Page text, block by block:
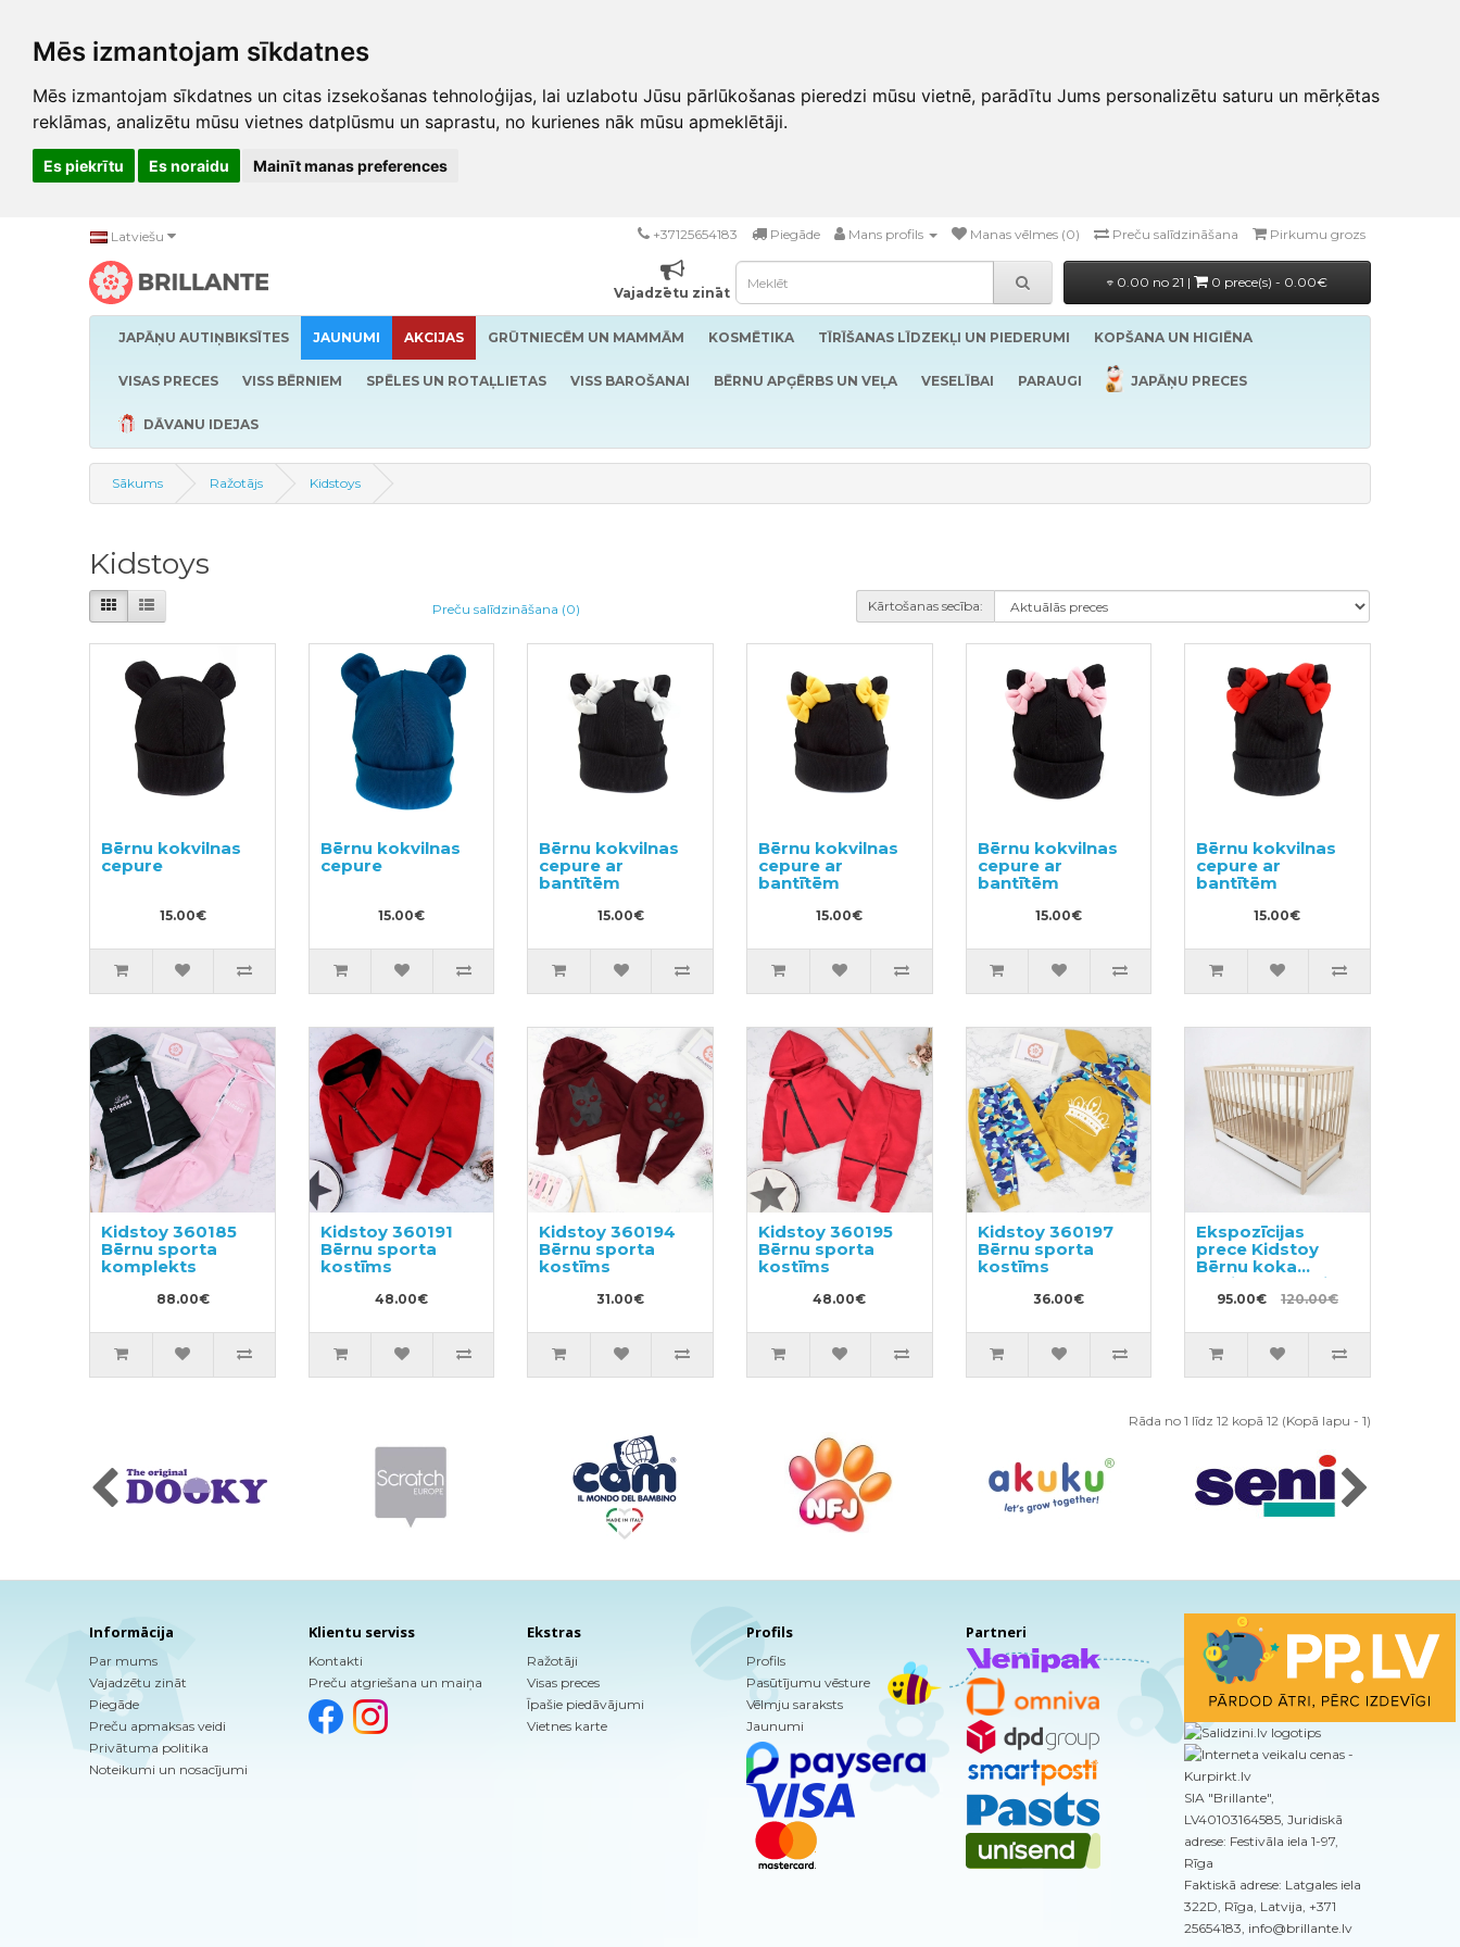
Mēs izmantojam sīkdatnes
Mēs izmantojam sīkdatnes un citas izsekošanas tehnoloģijas, lai uzlabotu Jūsu pārlūkošanas pieredzi mūsu vietnē, parādītu Jums personalizētu saturu un mērķētas
reklāmas, analizētu mūsu vietnes datplūsmu un saprastu, no kurienes nāk mūsu apmeklētāji.
Es piekrītu Es noraidu Mainīt manas preferences
Latviešu +37125654183 Piegāde Mans profils Manas vēlmes (0) Preču salīdzināšana Pirkumu grozs
Vajadzētu zināt
0.00 no 21 | 0 prece(s) - 0.00€
JAPĀŅU AUTIŅBIKSĪTES JAUNUMI AKCIJAS GRŪTNIECĒM UN MAMMĀM KOSMĒTIKA TĪRĪŠANAS LĪDZEKĻI UN PIEDERUMI KOPŠANA UN HIGIĒNA
VISAS PRECES VISS BĒRNIEM SPĒLES UN ROTAĻLIETAS VISS BAROŠANAI BĒRNU APĢĒRBS UN VEĻA VESELĪBAI PARAUGI JAPĀŅU PRECES
DĀVANU IDEJAS
Sākums Ražotājs Kidstoys
Kidstoys
Preču salīdzināšana (0) Kārtošanas secība:
Bērnu kokvilnas
cepure
15.00€
Bērnu kokvilnas
cepure
15.00€
Bērnu kokvilnas
cepure ar
bantītēm
15.00€
Bērnu kokvilnas
cepure ar
bantītēm
15.00€
Bērnu kokvilnas
cepure ar
bantītēm
15.00€
Bērnu kokvilnas
cepure ar
bantītēm
15.00€
Kidstoy 360185
Bērnu sporta
komplekts
88.00€
Kidstoy 360191
Bērnu sporta
kostīms
48.00€
Kidstoy 360194
Bērnu sporta
kostīms
31.00€
Kidstoy 360195
Bērnu sporta
kostīms
48.00€
Kidstoy 360197
Bērnu sporta
kostīms
36.00€
Ekspozīcijas
prece Kidstoy
Bērnu koka
gultiņa ar kasti
95.00€ 120.00€
Rāda no 1 līdz 12 kopā 12 (Kopā lapu - 1)
Informācija
Par mums
Vajadzētu zināt
Piegāde
Preču apmaksas veidi
Privātuma politika
Noteikumi un nosacījumi
Klientu serviss
Kontakti
Preču atgriešana un maiņa
Ekstras
Ražotāji
Visas preces
Īpašie piedāvājumi
Vietnes karte
Profils
Profils
Pasūtījumu vēsture
Vēlmju saraksts
Jaunumi
Partneri
SIA "Brillante",
LV40103164585, Juridiskā
adrese: Festivāla iela 1-97,
Rīga
Faktiskā adrese: Latgales iela
322D, Rīga, Latvija, +371
25654183, info@brillante.lv